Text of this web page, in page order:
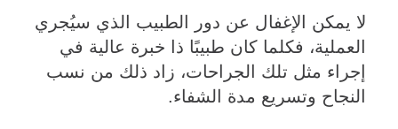
لا يمكن الإغفال عن دور الطبيب الذي سيُجري
العملية، فكلما كان طبيبًا ذا خبرة عالية في
إجراء مثل تلك الجراحات، زاد ذلك من نسب
النجاح وتسريع مدة الشفاء.